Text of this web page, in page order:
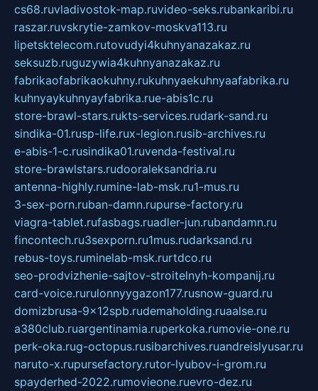
cs68.ruvladivostok-map.ruvideo-seks.rubankaribi.ru
raszar.ruvskrytie-zamkov-moskva113.ru
lipetsktelecom.rutovudyi4kuhnyanazakaz.ru
seksuzb.ruguzywia4kuhnyanazakaz.ru
fabrikaofabrikaokuhny.rukuhnyaekuhnyaafabrika.ru
kuhnyaykuhnyayfabrika.rue-abis1c.ru
store-brawl-stars.rukts-services.rudark-sand.ru
sindika-01.rusp-life.rux-legion.rusib-archives.ru
e-abis-1-c.rusindika01.ruvenda-festival.ru
store-brawlstars.rudooraleksandria.ru
antenna-highly.rumine-lab-msk.ru1-mus.ru
3-sex-porn.ruban-damn.rupurse-factory.ru
viagra-tablet.rufasbags.ruadler-jun.rubandamn.ru
fincontech.ru3sexporn.ru1mus.rudarksand.ru
rebus-toys.ruminelab-msk.rurtdco.ru
seo-prodvizhenie-sajtov-stroitelnyh-kompanij.ru
card-voice.rurulonnyygazon177.rusnow-guard.ru
domizbrusa-9x12spb.rudemaholding.ruaalse.ru
a380club.ruargentinamia.ruperkoka.rumovie-one.ru
perk-oka.rug-octopus.rusibarchives.ruandreislyusar.ru
naruto-x.rupursefactory.rutor-lyubov-i-grom.ru
spayderhed-2022.rumovieone.ruevro-dez.ru